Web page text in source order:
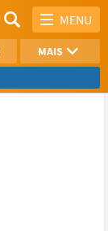
MENU
MAIS